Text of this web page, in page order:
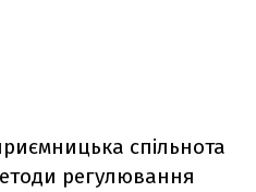
спільнота
регулювання